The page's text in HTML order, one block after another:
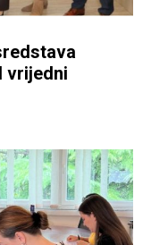
vrijedni